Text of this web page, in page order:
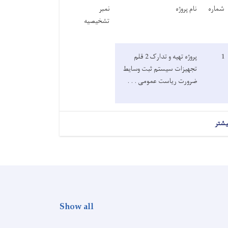
شماره نام پروژه
نمبر
تشخیصیه
1
پروژه تهیه و تدارک 2 قلم
تجهیزات سیستم ثبت وسایط
ضرورت ریاست عمومی . . .
Show all